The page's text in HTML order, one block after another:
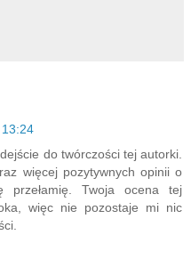
do twórczości tej autorki.
więcej pozytywnych opinii o
Twoja ocena tej
więc nie pozostaje mi nic